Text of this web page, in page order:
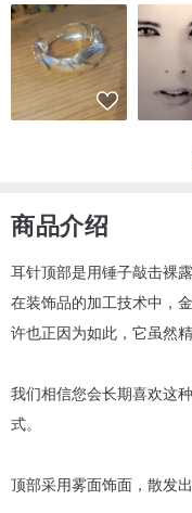
商品介绍
耳针顶部是用锤子敲击裸
在装饰品的加工技术中，
许也正因为如此，它虽然
我们相信您会长期喜欢这
式。
顶部采用雾面饰面，散发